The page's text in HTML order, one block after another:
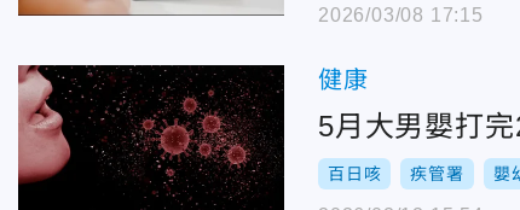
2026/03/08 17:15
健康
5月大男嬰打
百日咳 疾管署 嬰